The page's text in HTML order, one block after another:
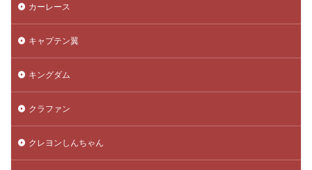
カーレース
キャプテン翼
キングダム
クラファン
クレヨンしんちゃん